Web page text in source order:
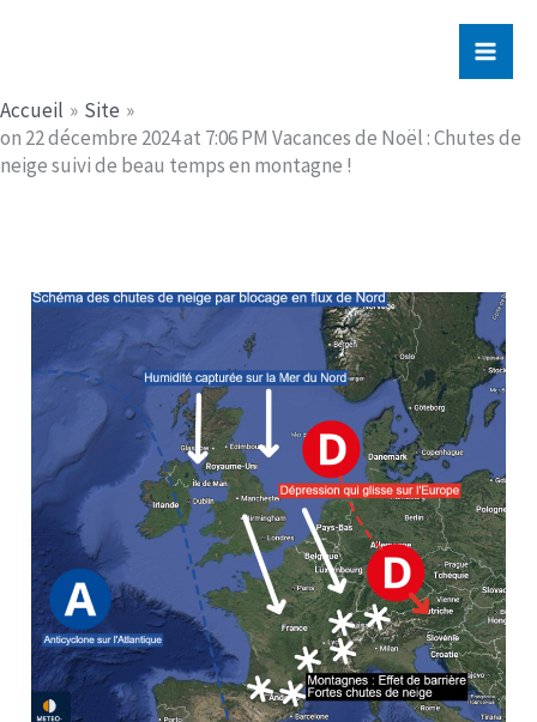
Accueil
Site
on 22 décembre 2024 at 7:06 PM Vacances de Noël : Chutes de
neige suivi de beau temps en montagne !